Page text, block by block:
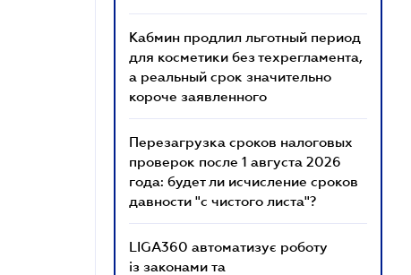
Кабмин продлил льготный период
для косметики без техрегламента,
а реальный срок значительно
короче заявленного
Перезагрузка сроков налоговых
проверок после 1 августа 2026
года: будет ли исчисление сроков
давности "с чистого листа"?
LIGA360 автоматизує роботу
із законами та